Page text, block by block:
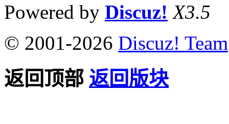
Powered by Discuz! X3.5
© 2001-2026 Discuz! Team
返回顶部 返回版块